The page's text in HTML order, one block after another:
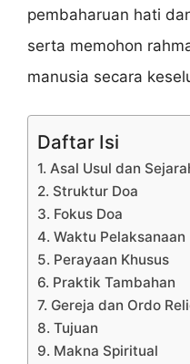
pembaharuan hati
serta memohon
manusia secara
Daftar Isi
1. Asal Usul dan
2. Struktur Doa
3. Fokus Doa
4. Waktu Pelaksanaan
5. Perayaan Khusus
6. Praktik Tambahan
7. Gereja dan Ordo
8. Tujuan
9. Makna Spiritual